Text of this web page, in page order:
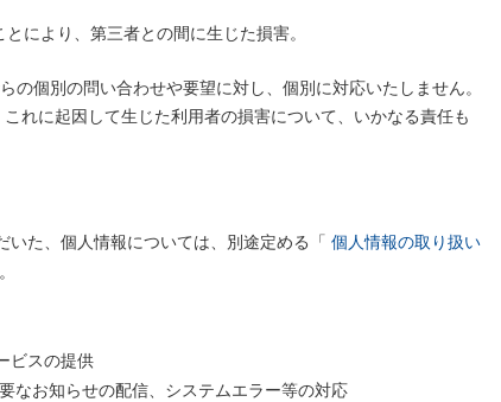
により、第三者との間に生じた損害。
個別の問い合わせや要望に対し、個別に対応いたしません。
れに起因して生じた利用者の損害について、いかなる責任も
いた、個人情報については、別途定める「 個人情報の取り扱い
ビスの提供
なお知らせの配信、システムエラー等の対応